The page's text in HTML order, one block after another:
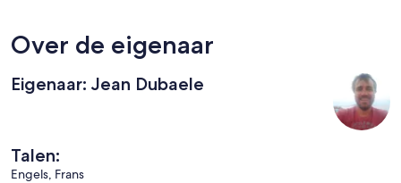
Over de eigenaar
Eigenaar: Jean Dubaele
Talen:
Engels, Frans